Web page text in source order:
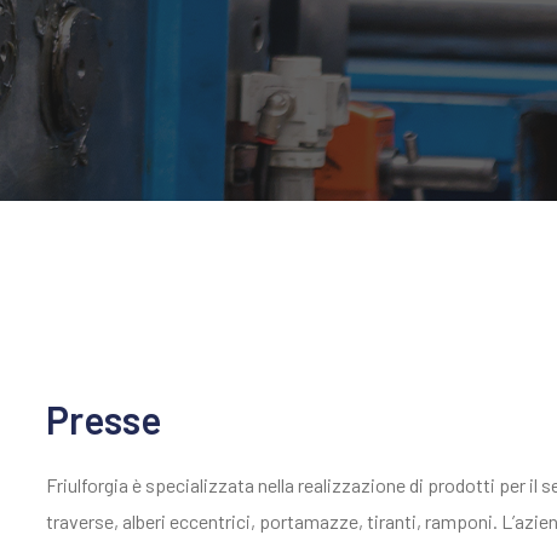
Presse
Friulforgia è specializzata nella realizzazione di prodotti per il
traverse, alberi eccentrici, portamazze, tiranti, ramponi.